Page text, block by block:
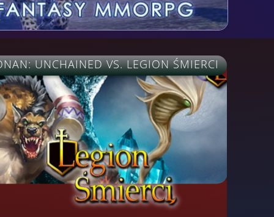
UNCHAINED VS. LEGION ŚMIERCI